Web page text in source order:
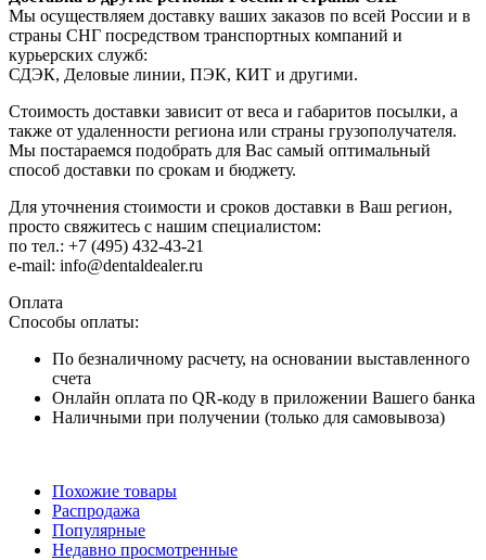
Мы осуществляем доставку ваших заказов по всей России и в
страны СНГ посредством транспортных компаний и
курьерских служб:
СДЭК, Деловые линии, ПЭК, КИТ и другими.
Стоимость доставки зависит от веса и габаритов посылки, а
также от удаленности региона или страны грузополучателя.
Мы постараемся подобрать для Вас самый оптимальный
способ доставки по срокам и бюджету.
Для уточнения стоимости и сроков доставки в Ваш регион,
просто свяжитесь с нашим специалистом:
по тел.: +7 (495) 432-43-21
e-mail: info@dentaldealer.ru
Оплата
Способы оплаты:
По безналичному расчету, на основании выставленного
счета
Онлайн оплата по QR-коду в приложении Вашего банка
Наличными при получении (только для самовывоза)
Похожие товары
Распродажа
Популярные
Недавно просмотренные